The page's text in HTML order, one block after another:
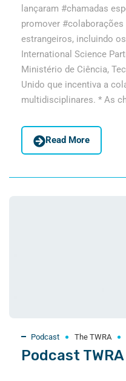
lançaram #chamadas
promover
estrangeiros, incluindo
International Science
Ministério de Ciência,
Unido que incentiva a
multidisciplinares. * As
Read More
Podcast The TWRA
Podcast